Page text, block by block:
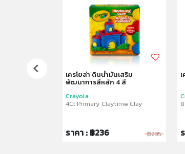
โดว์ ไอศกรีม เครโยล่า ดินน้ำมันเสริม
พัฒนาการสีหลัก 4 สี
Crayola
4Ct Primary Claytime Clay
ราคา : ฿236 ฿295